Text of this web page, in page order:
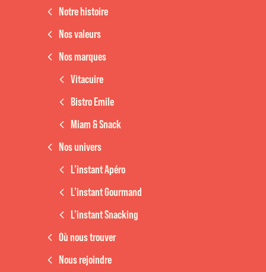
Notre histoire
Nos valeurs
Nos marques
Vitacuire
Bistro Emile
Miam & Snack
Nos univers
L’instant Apéro
L’instant Gourmand
L’instant Snacking
Où nous trouver
Nous rejoindre